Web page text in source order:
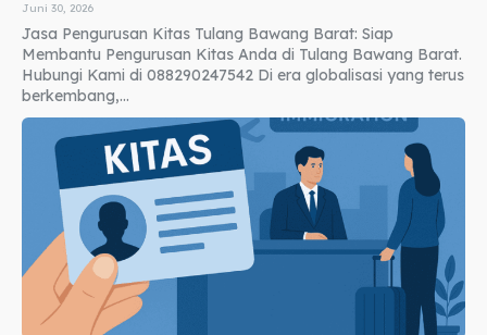
Juni 30, 2026
Jasa Pengurusan Kitas Tulang Bawang Barat: Siap
Membantu Pengurusan Kitas Anda di Tulang Bawang Barat.
Hubungi Kami di 088290247542 Di era globalisasi yang terus
berkembang,...